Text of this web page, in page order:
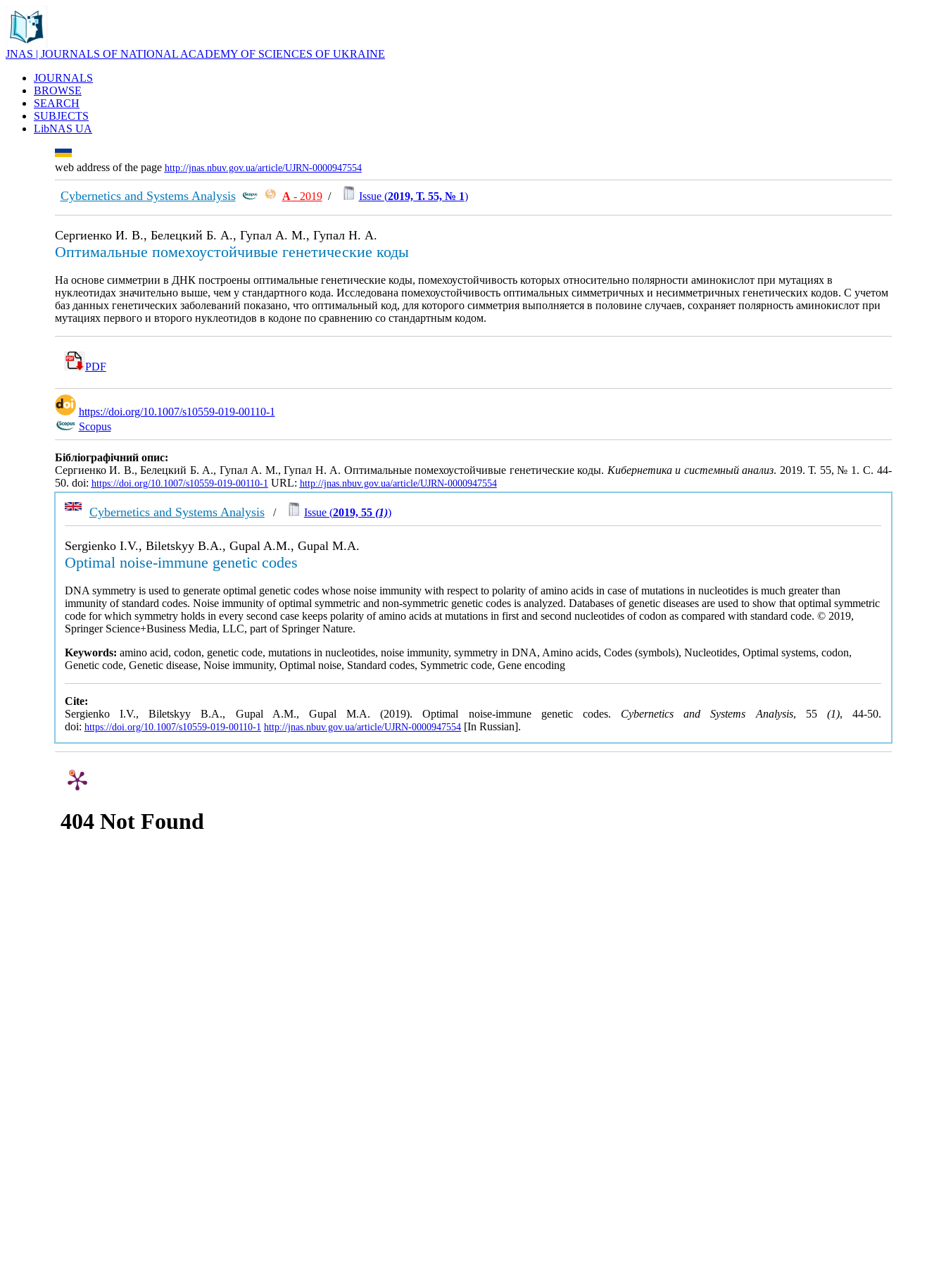
JNAS | JOURNALS OF NATIONAL ACADEMY OF SCIENCES OF UKRAINE
JOURNALS
BROWSE
SEARCH
SUBJECTS
LibNAS UA
web address of the page http://jnas.nbuv.gov.ua/article/UJRN-0000947554
Cybernetics and Systems Analysis А - 2019/ Issue (2019, Т. 55, № 1)
Сергиенко И. В., Белецкий Б. А., Гупал А. М., Гупал Н. А.
Оптимальные помехоустойчивые генетические коды
На основе симметрии в ДНК построены оптимальные генетические коды, помехоустойчивость которых относительно полярности аминокислот при мутациях в
нуклеотидах значительно выше, чем у стандартного кода. Исследована помехоустойчивость оптимальных симметричных и несимметричных генетических кодов. С учетом
баз данных генетических заболеваний показано, что оптимальный код, для которого симметрия выполняется в половине случаев, сохраняет полярность аминокислот при
мутациях первого и второго нуклеотидов в кодоне по сравнению со стандартным кодом.
PDF
https://doi.org/10.1007/s10559-019-00110-1
Scopus
Бібліографічний опис:
Сергиенко И. В., Белецкий Б. А., Гупал А. М., Гупал Н. А. Оптимальные помехоустойчивые генетические коды. Кибернетика и системный анализ. 2019. Т. 55, № 1. С. 44-
50. doi: https://doi.org/10.1007/s10559-019-00110-1 URL: http://jnas.nbuv.gov.ua/article/UJRN-0000947554
Cybernetics and Systems Analysis/ Issue (2019, 55 (1))
Sergienko I.V., Biletskyy B.A., Gupal A.M., Gupal M.A.
Optimal noise-immune genetic codes
DNA symmetry is used to generate optimal genetic codes whose noise immunity with respect to polarity of amino acids in case of mutations in nucleotides is much greater than
immunity of standard codes. Noise immunity of optimal symmetric and non-symmetric genetic codes is analyzed. Databases of genetic diseases are used to show that optimal symmetric
code for which symmetry holds in every second case keeps polarity of amino acids at mutations in first and second nucleotides of codon as compared with standard code. © 2019,
Springer Science+Business Media, LLC, part of Springer Nature.
Keywords: amino acid, codon, genetic code, mutations in nucleotides, noise immunity, symmetry in DNA, Amino acids, Codes (symbols), Nucleotides, Optimal systems, codon,
Genetic code, Genetic disease, Noise immunity, Optimal noise, Standard codes, Symmetric code, Gene encoding
Cite:
Sergienko I.V., Biletskyy B.A., Gupal A.M., Gupal M.A. (2019). Optimal noise-immune genetic codes. Cybernetics and Systems Analysis, 55(1), 44-50.
doi: https://doi.org/10.1007/s10559-019-00110-1 http://jnas.nbuv.gov.ua/article/UJRN-0000947554[In Russian].